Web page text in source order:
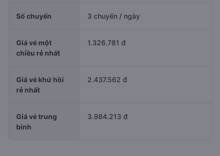
Số chuyến 3 chuyến / ngày
Giá vé một
chiều rẻ nhất
1.326.781 đ
Giá vé khứ hồi
rẻ nhất
2.437.562 đ
Giá vé trung
bình
3.984.213 đ